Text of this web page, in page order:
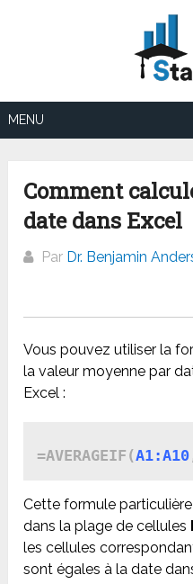
MENU
Comment
date dans Excel
Par Dr. Benjamin
Vous pouvez utiliser la
la valeur moyenne par
Excel :
=AVERAGEIF(A1:A10
Cette formule
dans la plage de cellules
les cellules
sont égales à la date